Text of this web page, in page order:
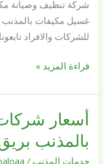
شركة تنظيف وصيانة
غسيل مكيفات بالمذنب
للشركات والافراد تابعونا
0509144169
قراءة المزيد »
أسعار
بالمذنب
خدمات المذنب /
أسعار
شركات
تنظيف